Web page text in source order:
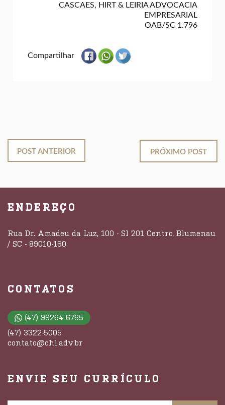
CASCAES, HIRT & LEIRIA ADVOCACIA
EMPRESARIAL
OAB/SC 1.796
Compartilhar
POST ANTERIOR PRÓXIMO POST
ENDEREÇO
Rua Dr. Amadeu da Luz, 100 - Sl 201 Centro, Blumenau
/ SC - 89010-160
CONTATOS
(47) 99264-6765
(47) 3322-5005
contato@chl.adv.br
ENVIE SEU CURRÍCULO